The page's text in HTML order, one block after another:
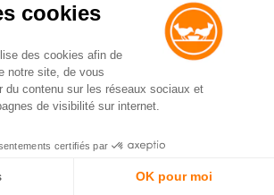
cookies
des cookies afin de
notre site, de vous
du contenu sur les réseaux sociaux et
de visibilité sur internet.
certifiés par
OK pour moi